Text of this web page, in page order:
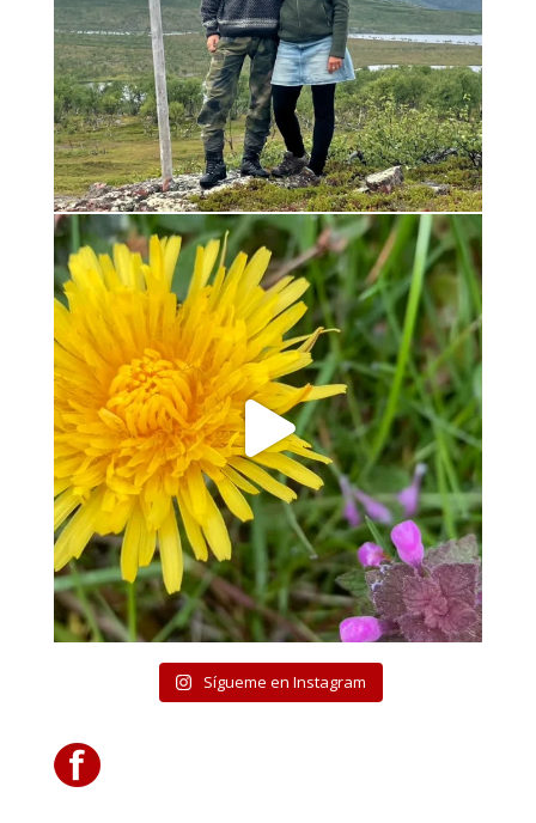
Sígueme en Instagram